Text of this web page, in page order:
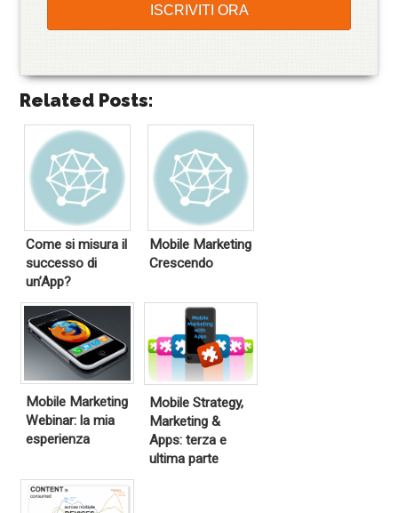
Related Posts:
Come si misura il
successo di
un’App?
Mobile Marketing
Crescendo
Mobile Marketing
Webinar: la mia
esperienza
Mobile Strategy,
Marketing &
Apps: terza e
ultima parte